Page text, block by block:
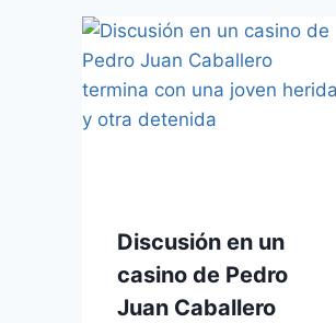
Discusión en un
casino de Pedro
Juan Caballero